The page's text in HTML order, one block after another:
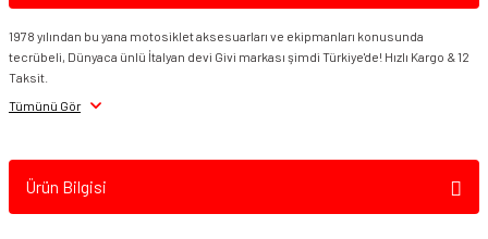
1978 yılından bu yana motosiklet aksesuarları ve ekipmanları konusunda
tecrübeli, Dünyaca ünlü İtalyan devi Givi markası şimdi Türkiye'de! Hızlı Kargo & 12
Taksit.
Tümünü Gör
Ürün Bilgisi